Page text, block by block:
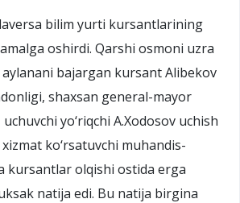
bilim yurti kursantlarining
oshirdi. Qarshi osmoni uzra
bajargan kursant Alibekov
shaxsan general-mayor
yo‘riqchi A.Xodosov uchish
ko‘rsatuvchi muhandis-
kursantlar olqishi ostida erga
natija edi. Bu natija birgina